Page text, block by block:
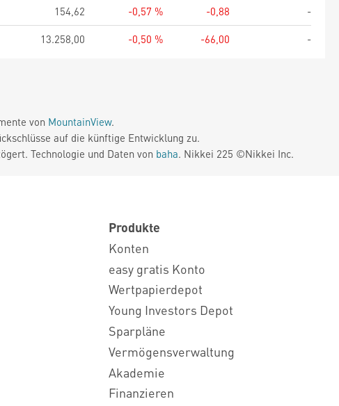
154,62 -0,57 % -0,88
-
13.258,00 -0,50 % -66,00 -
von MountainView.
auf die künftige Entwicklung zu.
Technologie und Daten von baha. Nikkei 225 ©Nikkei Inc.
Produkte
Konten
easy gratis Konto
Wertpapierdepot
Young Investors Depot
Sparpläne
Vermögensverwaltung
Akademie
Finanzieren